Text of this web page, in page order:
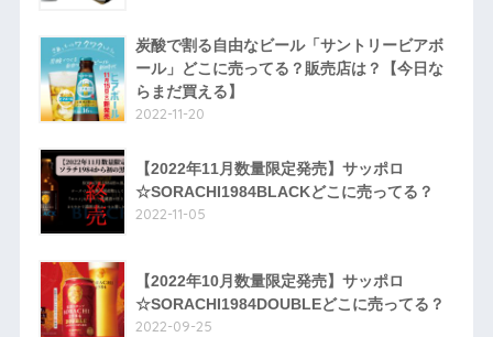
炭酸で割る自由なビール「サントリービアボ
ール」どこに売ってる？販売店は？【今日な
らまだ買える】
2022-11-20
【2022年11月数量限定発売】サッポロ
☆SORACHI1984BLACKどこに売ってる？
2022-11-05
【2022年10月数量限定発売】サッポロ
☆SORACHI1984DOUBLEどこに売ってる？
2022-09-25